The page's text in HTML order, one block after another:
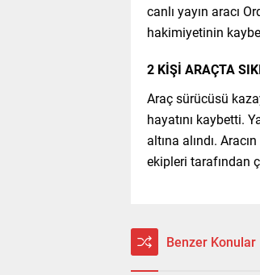
canlı yayın aracı
hakimiyetinin
2 KİŞİ ARAÇTA
Araç sürücüsü
hayatını kaybetti.
altına alındı.
ekipleri tarafından
Benzer Konular